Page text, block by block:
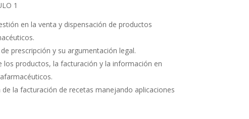
1
en la venta y dispensa­ción de productos
prescripción y su argumen­tación legal.
los productos, la facturación y la información en
la facturación de recetas manejando aplicaciones